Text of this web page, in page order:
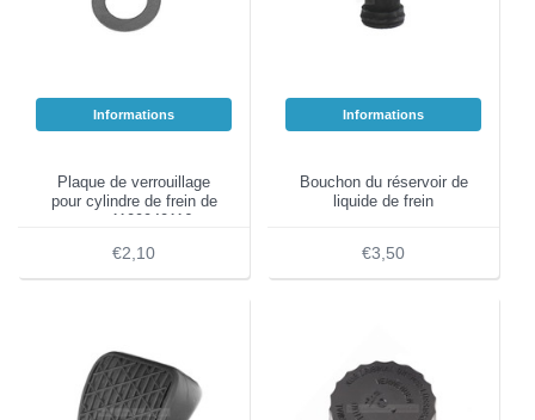
Informations
Plaque de verrouillage
pour cylindre de frein de
roue 1109940116
€2,10
Informations
Bouchon du réservoir de
liquide de frein
€3,50